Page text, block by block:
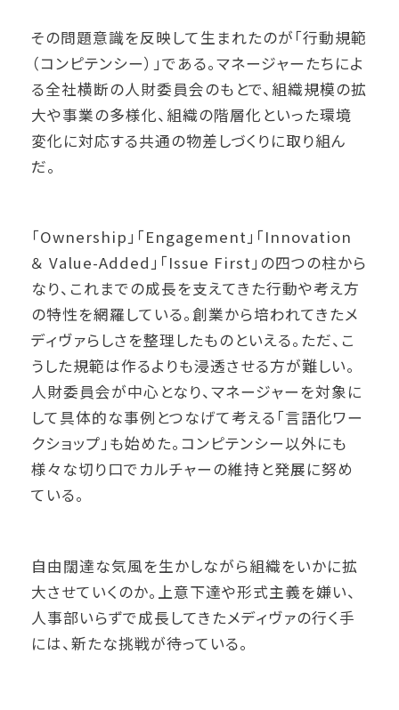
その問題意識を反映して生まれたのが「行動規範
（コンピテンシー）」である。マネージャーたちによ
る全社横断の人財委員会のもとで、組織規模の拡
大や事業の多様化、組織の階層化といった環境
変化に対応する共通の物差しづくりに取り組ん
だ。
「Ownership」「Engagement」「Innovation
＆ Value-Added」「Issue First」の四つの柱から
なり、これまでの成長を支えてきた行動や考え方
の特性を網羅している。創業から培われてきたメ
ディヴァらしさを整理したものといえる。ただ、こ
うした規範は作るよりも浸透させる方が難しい。
人財委員会が中心となり、マネージャーを対象に
して具体的な事例とつなげて考える「言語化ワー
クショップ」も始めた。コンピテンシー以外にも
様々な切り口でカルチャーの維持と発展に努め
ている。
自由闊達な気風を生かしながら組織をいかに拡
大させていくのか。上意下達や形式主義を嫌い、
人事部いらずで成長してきたメディヴァの行く手
には、新たな挑戦が待っている。